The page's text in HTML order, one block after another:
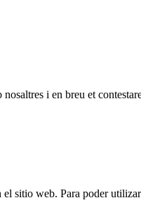
i en breu et
sitio web. Para poder